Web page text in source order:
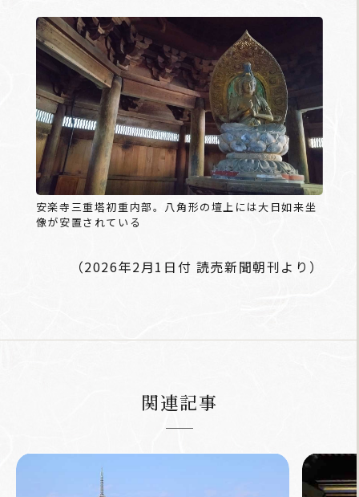
安楽寺三重塔初重内部。八角形の壇上には大日如来坐
像が安置されている
（2026年2月1日付 読売新聞朝刊より）
関連記事